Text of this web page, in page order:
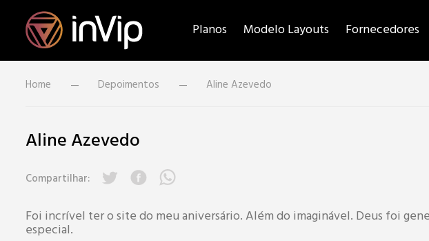
Planos Modelo Layouts Fornecedores
Home Depoimentos Aline Azevedo
Aline Azevedo
Compartilhar:
Foi incrível ter o site do meu aniversário. Além do imaginável. Deus foi
especial.